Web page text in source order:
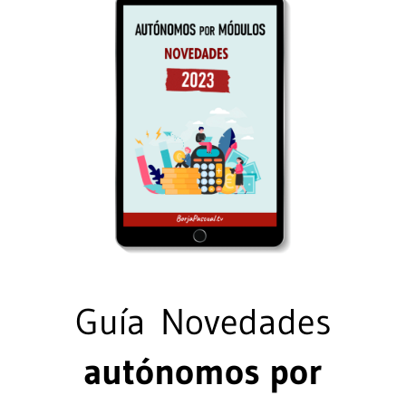
Guía Novedades
autónomos por